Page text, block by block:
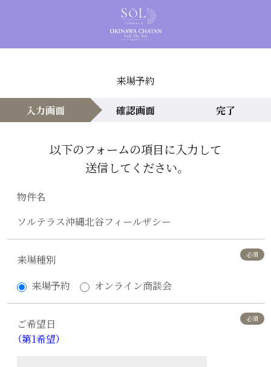
来場予約
入力画面 確認画面 完了
以下のフォームの項目に入力して
送信してください。
物件名
ソルテラス沖縄北谷フィールザシー
来場種別
来場予約
オンライン商談会
ご希望日
（第1希望）